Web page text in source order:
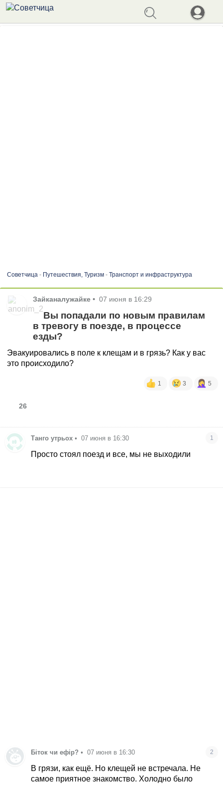
Советчица- Путешествия, Туризм- Транспорт и инфраструктура
Зайканалужайке • 07 июня в 16:29
Вы попадали по новым правилам
в тревогу в поезде, в процессе
езды?
Эвакуировались в поле к клещам и в грязь? Как у вас
это происходило?
1 3 5
26
Танго утрьох • 07 июня в 16:30 1
Просто стоял поезд и все, мы не выходили
Біток чи ефір? • 07 июня в 16:30 2
В грязи, как ещё. Но клещей не встречала. Не
самое приятное знакомство. Холодно было